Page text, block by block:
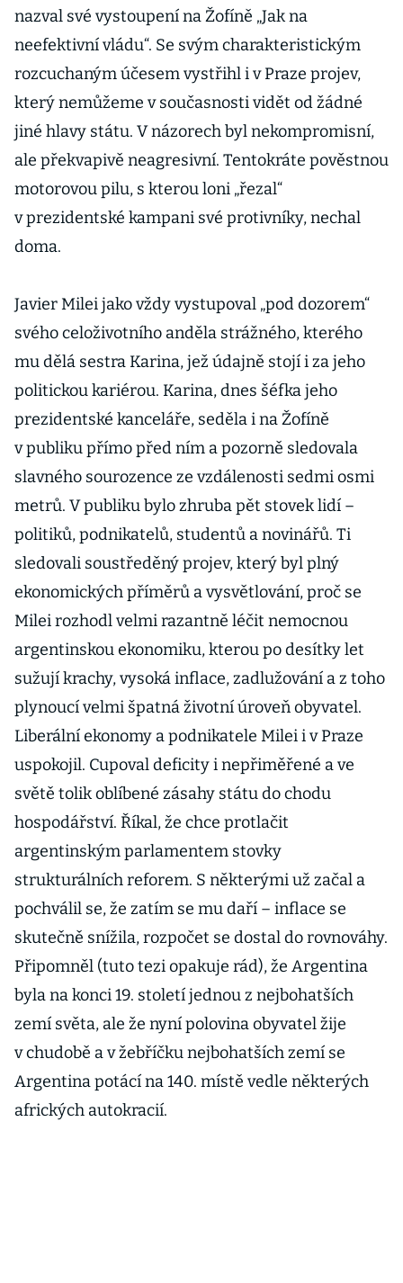
nazval své vystoupení na Žofíně „Jak na
neefektivní vládu“. Se svým charakteristickým
rozcuchaným účesem vystřihl i v Praze projev,
který nemůžeme v současnosti vidět od žádné
jiné hlavy státu. V názorech byl nekompromisní,
ale překvapivě neagresivní. Tentokráte pověstnou
motorovou pilu, s kterou loni „řezal“
v prezidentské kampani své protivníky, nechal
doma.
Javier Milei jako vždy vystupoval „pod dozorem“
svého celoživotního anděla strážného, kterého
mu dělá sestra Karina, jež údajně stojí i za jeho
politickou kariérou. Karina, dnes šéfka jeho
prezidentské kanceláře, seděla i na Žofíně
v publiku přímo před ním a pozorně sledovala
slavného sourozence ze vzdálenosti sedmi osmi
metrů. V publiku bylo zhruba pět stovek lidí –
politiků, podnikatelů, studentů a novinářů. Ti
sledovali soustředěný projev, který byl plný
ekonomických příměrů a vysvětlování, proč se
Milei rozhodl velmi razantně léčit nemocnou
argentinskou ekonomiku, kterou po desítky let
sužují krachy, vysoká inflace, zadlužování a z toho
plynoucí velmi špatná životní úroveň obyvatel.
Liberální ekonomy a podnikatele Milei i v Praze
uspokojil. Cupoval deficity i nepřiměřené a ve
světě tolik oblíbené zásahy státu do chodu
hospodářství. Říkal, že chce protlačit
argentinským parlamentem stovky
strukturálních reforem. S některými už začal a
pochválil se, že zatím se mu daří – inflace se
skutečně snížila, rozpočet se dostal do rovnováhy.
Připomněl (tuto tezi opakuje rád), že Argentina
byla na konci 19. století jednou z nejbohatších
zemí světa, ale že nyní polovina obyvatel žije
v chudobě a v žebříčku nejbohatších zemí se
Argentina potácí na 140. místě vedle některých
afrických autokracií.